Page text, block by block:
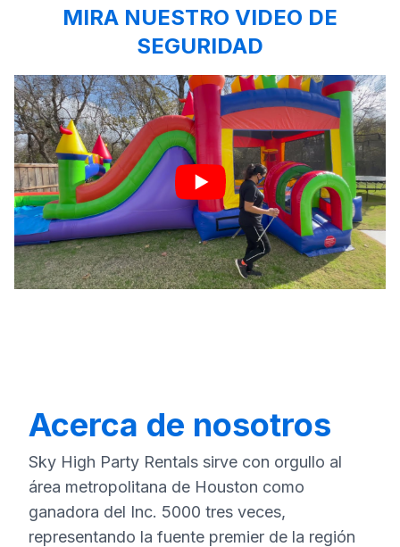
MIRA NUESTRO VIDEO DE
SEGURIDAD
Acerca de nosotros
Sky High Party Rentals sirve con orgullo al
área metropolitana de Houston como
ganadora del Inc. 5000 tres veces,
representando la fuente premier de la región